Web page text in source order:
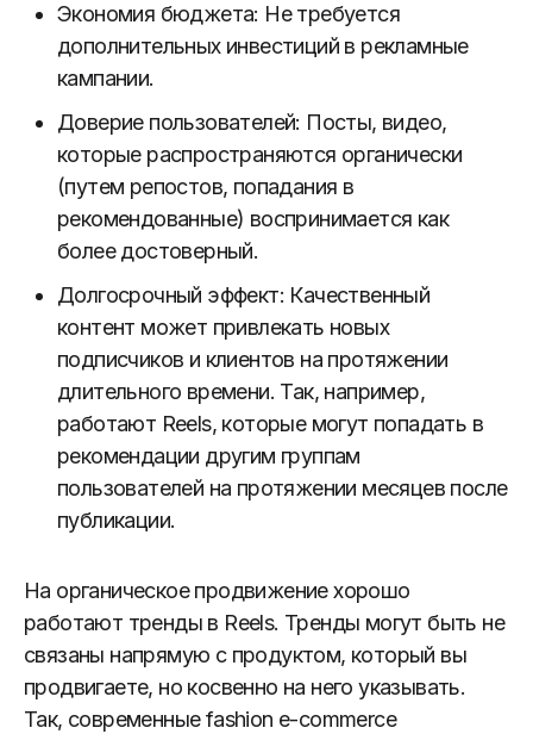
Экономия бюджета: Не требуется
дополнительных инвестиций в рекламные
кампании.
Доверие пользователей: Посты, видео,
которые распространяются органически
(путем репостов, попадания в
рекомендованные) воспринимается как
более достоверный.
Долгосрочный эффект: Качественный
контент может привлекать новых
подписчиков и клиентов на протяжении
длительного времени. Так, например,
работают Reels, которые могут попадать в
рекомендации другим группам
пользователей на протяжении месяцев после
публикации.
На органическое продвижение хорошо
работают тренды в Reels. Тренды могут быть не
связаны напрямую с продуктом, который вы
продвигаете, но косвенно на него указывать.
Так, современные fashion e-commerce